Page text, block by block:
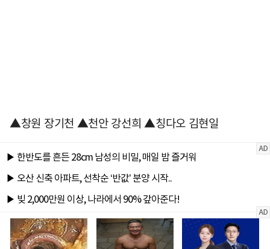
▲창원 장기천 ▲천안 강선희 ▲칭다오 김현일